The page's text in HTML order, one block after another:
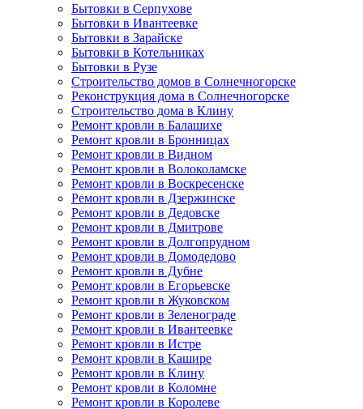
Бытовки в Серпухове
Бытовки в Ивантеевке
Бытовки в Зарайске
Бытовки в Котельниках
Бытовки в Рузе
Строительство домов в Солнечногорске
Реконструкция дома в Солнечногорске
Строительство дома в Клину
Ремонт кровли в Балашихе
Ремонт кровли в Бронницах
Ремонт кровли в Видном
Ремонт кровли в Волоколамске
Ремонт кровли в Воскресенске
Ремонт кровли в Дзержинске
Ремонт кровли в Дедовске
Ремонт кровли в Дмитрове
Ремонт кровли в Долгопрудном
Ремонт кровли в Домодедово
Ремонт кровли в Дубне
Ремонт кровли в Егорьевске
Ремонт кровли в Жуковском
Ремонт кровли в Зеленограде
Ремонт кровли в Ивантеевке
Ремонт кровли в Истре
Ремонт кровли в Кашире
Ремонт кровли в Клину
Ремонт кровли в Коломне
Ремонт кровли в Королеве